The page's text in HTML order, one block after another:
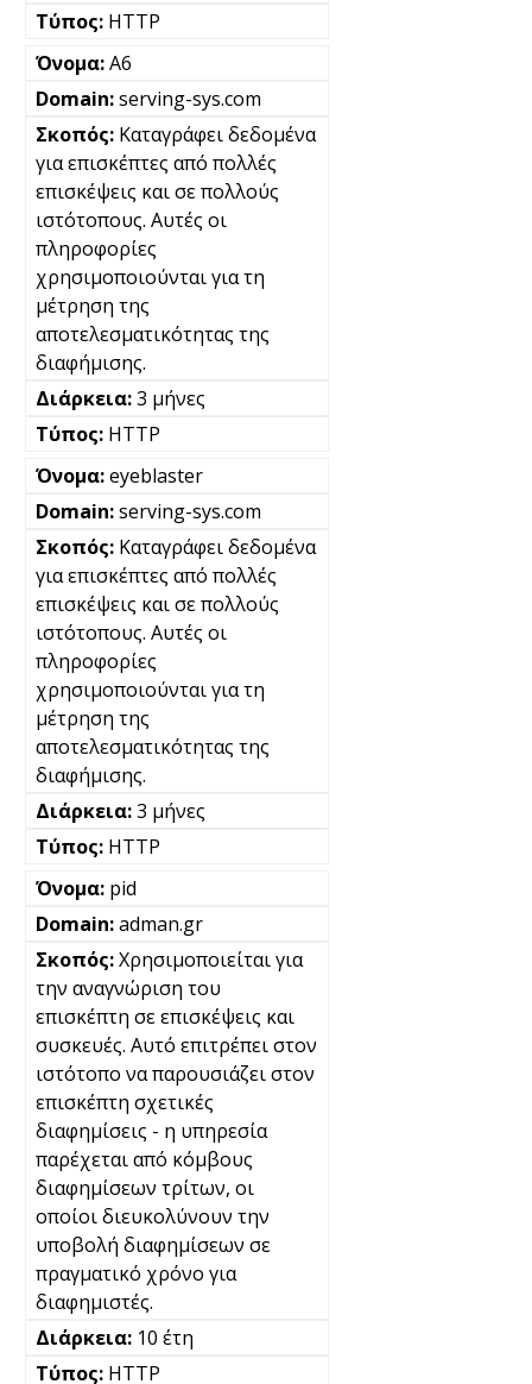
HTTP
A6
serving-sys.com
Καταγράφει δεδομένα
για επισκέπτες από πολλές
επισκέψεις και σε πολλούς
ιστότοπους. Αυτές οι
πληροφορίες
χρησιμοποιούνται για τη
μέτρηση της
αποτελεσματικότητας της
διαφήμισης.
3 μήνες
HTTP
eyeblaster
serving-sys.com
Καταγράφει δεδομένα
για επισκέπτες από πολλές
επισκέψεις και σε πολλούς
ιστότοπους. Αυτές οι
πληροφορίες
χρησιμοποιούνται για τη
μέτρηση της
αποτελεσματικότητας της
διαφήμισης.
3 μήνες
HTTP
pid
adman.gr
Χρησιμοποιείται για
την αναγνώριση του
επισκέπτη σε επισκέψεις και
συσκευές. Αυτό επιτρέπει στον
ιστότοπο να παρουσιάζει στον
επισκέπτη σχετικές
διαφημίσεις - η υπηρεσία
παρέχεται από κόμβους
διαφημίσεων τρίτων, οι
οποίοι διευκολύνουν την
υποβολή διαφημίσεων σε
πραγματικό χρόνο για
διαφημιστές.
10 έτη
HTTP